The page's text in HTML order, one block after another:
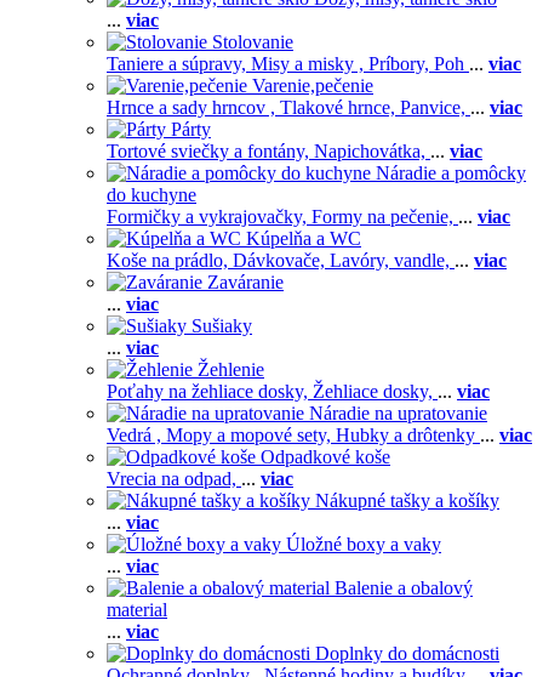
... viac
Stolovanie
Taniere a súpravy, Misy a misky , Príbory, Poh ... viac
Varenie,pečenie
Hrnce a sady hrncov , Tlakové hrnce, Panvice, ... viac
Párty
Tortové sviečky a fontány, Napichovátka, ... viac
Náradie a pomôcky
do kuchyne
Formičky a vykrajovačky, Formy na pečenie, ... viac
Kúpelňa a WC
Koše na prádlo, Dávkovače, Lavóry, vandle, ... viac
Zaváranie
... viac
Sušiaky
... viac
Žehlenie
Poťahy na žehliace dosky, Žehliace dosky, ... viac
Náradie na upratovanie
Vedrá , Mopy a mopové sety, Hubky a drôtenky ... viac
Odpadkové koše
Vrecia na odpad, ... viac
Nákupné tašky a košíky
... viac
Úložné boxy a vaky
... viac
Balenie a obalový
material
... viac
Doplnky do domácnosti